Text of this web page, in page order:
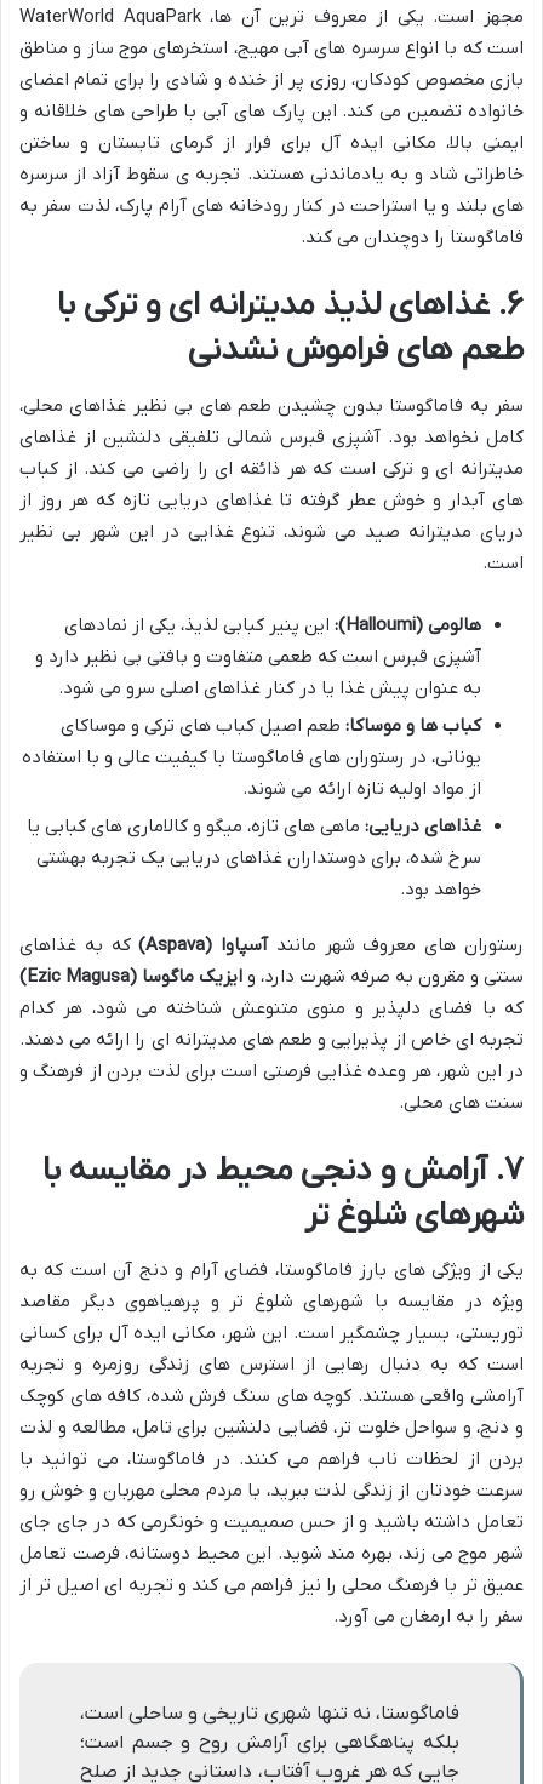
مجهز است. یکی از معروف ترین آن ها، WaterWorld AquaPark
است که با انواع سرسره های آبی مهیج، استخرهای موج ساز و مناطق
بازی مخصوص کودکان، روزی پر از خنده و شادی را برای تمام اعضای
خانواده تضمین می کند. این پارک های آبی با طراحی های خلاقانه و
ایمنی بالا، مکانی ایده آل برای فرار از گرمای تابستان و ساختن
خاطراتی شاد و به یادماندنی هستند. تجربه ی سقوط آزاد از سرسره
های بلند و یا استراحت در کنار رودخانه های آرام پارک، لذت سفر به
فاماگوستا را دوچندان می کند.
۶. غذاهای لذیذ مدیترانه ای و ترکی با
طعم های فراموش نشدنی
سفر به فاماگوستا بدون چشیدن طعم های بی نظیر غذاهای محلی،
کامل نخواهد بود. آشپزی قبرس شمالی تلفیقی دلنشین از غذاهای
مدیترانه ای و ترکی است که هر ذائقه ای را راضی می کند. از کباب
های آبدار و خوش عطر گرفته تا غذاهای دریایی تازه که هر روز از
دریای مدیترانه صید می شوند، تنوع غذایی در این شهر بی نظیر
است.
هالومی (Halloumi):
این پنیر کبابی لذیذ، یکی از نمادهای
آشپزی قبرس است که طعمی متفاوت و بافتی بی نظیر دارد و
به عنوان پیش غذا یا در کنار غذاهای اصلی سرو می شود.
کباب ها و موساکا: طعم اصیل کباب های ترکی و موساکای
یونانی، در رستوران های فاماگوستا با کیفیت عالی و با استفاده
از مواد اولیه تازه ارائه می شوند.
غذاهای دریایی: ماهی های تازه، میگو و کالاماری های کبابی یا
سرخ شده، برای دوستداران غذاهای دریایی یک تجربه بهشتی
خواهد بود.
رستوران های معروف شهر مانندآسپاوا (Aspava)
که به غذاهای
سنتی و مقرون به صرفه شهرت دارد، و ایزیک ماگوسا (Ezic Magusa)
که با فضای دلپذیر و منوی متنوعش شناخته می شود، هر کدام
تجربه ای خاص از پذیرایی و طعم های مدیترانه ای را ارائه می دهند.
در این شهر، هر وعده غذایی فرصتی است برای لذت بردن از فرهنگ و
سنت های محلی.
۷. آرامش و دنجی محیط در مقایسه با
شهرهای شلوغ تر
یکی از ویژگی های بارز فاماگوستا، فضای آرام و دنج آن است که به
ویژه در مقایسه با شهرهای شلوغ تر و پرهیاهوی دیگر مقاصد
توریستی، بسیار چشمگیر است. این شهر، مکانی ایده آل برای کسانی
است که به دنبال رهایی از استرس های زندگی روزمره و تجربه
آرامشی واقعی هستند. کوچه های سنگ فرش شده، کافه های کوچک
و دنج، و سواحل خلوت تر، فضایی دلنشین برای تامل، مطالعه و لذت
بردن از لحظات ناب فراهم می کنند. در فاماگوستا، می توانید با
سرعت خودتان از زندگی لذت ببرید، با مردم محلی مهربان و خوش رو
تعامل داشته باشید و از حس صمیمیت و خونگرمی که در جای جای
شهر موج می زند، بهره مند شوید. این محیط دوستانه، فرصت تعامل
عمیق تر با فرهنگ محلی را نیز فراهم می کند و تجربه ای اصیل تر از
سفر را به ارمغان می آورد.
فاماگوستا، نه تنها شهری تاریخی و ساحلی است،
بلکه پناهگاهی برای آرامش روح و جسم است؛
جایی که هر غروب آفتاب، داستانی جدید از صلح